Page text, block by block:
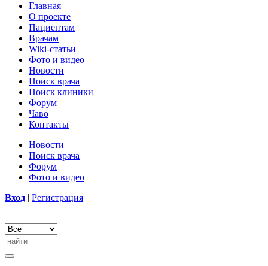
Главная
О проекте
Пациентам
Врачам
Wiki-статьи
Фото и видео
Новости
Поиск врача
Поиск клиники
Форум
Чаво
Контакты
Новости
Поиск врача
Форум
Фото и видео
Вход | Регистрация